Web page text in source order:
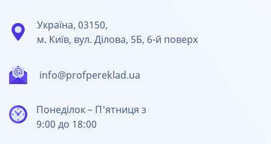
info@profpereklad.ua
Україна, 03150,
м. Київ, вул. Ділова, 5Б, 6-й поверх
Понеділок – П'ятниця з
9:00 до 18:00